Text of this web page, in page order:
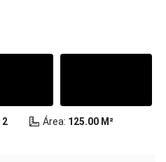
2 Área: 125.00 M²